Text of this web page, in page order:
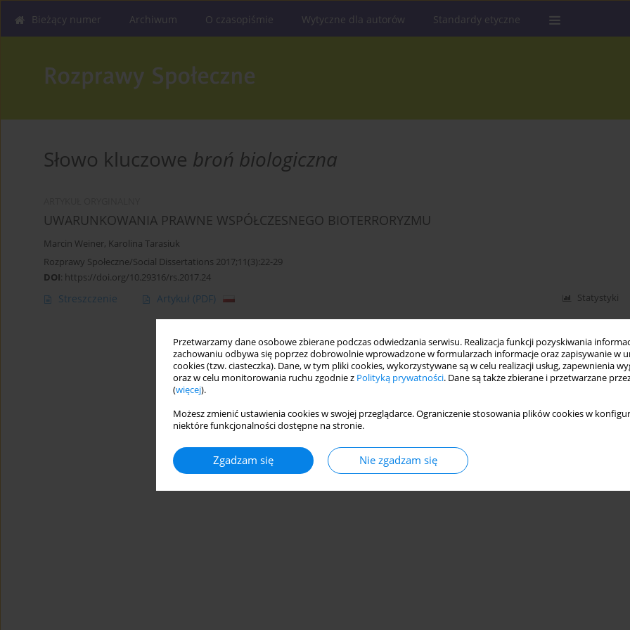
Przetwarzamy dane osobowe zbierane podczas odwiedzania serwisu. Realizacja funkcji pozyskiwania
zachowaniu odbywa się poprzez dobrowolnie wprowadzone w formularzach informacje oraz zapisywanie w
cookies (tzw. ciasteczka). Dane, w tym pliki cookies, wykorzystywane są w celu realizacji usług, zapewnienia
oraz w celu monitorowania ruchu zgodnie z Polityką prywatności. Dane są także zbierane i przetwarzane
(więcej).
Możesz zmienić ustawienia cookies w swojej przeglądarce. Ograniczenie stosowania plików cookies w
niektóre funkcjonalności dostępne na stronie.
Zgadzam się Nie zgadzam się
Bieżący numer Archiwum O czasopiśmie Wytyczne dla autorów Standardy etyczne
Słowo kluczowe broń biologiczna
UWARUNKOWANIA PRAWNE WSPÓŁCZESNEGO BIOTERRORYZMU
Marcin Weiner, Karolina Tarasiuk
Rozprawy Społeczne/Social Dissertations 2017;11(3):22-29
DOI: https://doi.org/10.29316/rs.2017.24
Streszczenie Artykuł (PDF) Statystyki